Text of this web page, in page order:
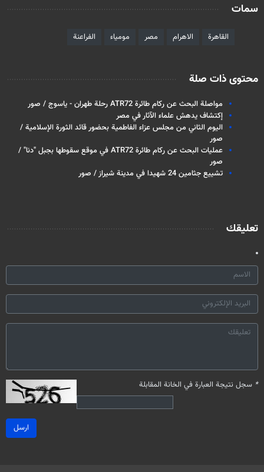
سمات
القاهرة الاهرام مصر مومياء الفراعنة
محتوى ذات صلة
مواصلة البحث عن ركام طائرة ATR72 رحلة طهران - ياسوج / صور
إكتشاف يدهش علماء الآثار في مصر
اليوم الثاني من مجلس عزاء الفاطمية بحضور قائد الثورة الإسلامية /
صور
عمليات البحث عن ركام طائرة ATR72 في موقع سقوطها بجبل "دنا" /
صور
تشييع جثامين 24 شهيدا في مدينة شيراز / صور
تعليقك
* سجل نتيجة العبارة في الخانة المقابلة
ارسل